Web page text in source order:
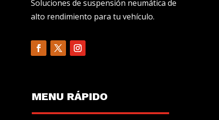
Soluciones de suspensión neumática de
alto rendimiento para tu vehículo.
MENU RÁPIDO